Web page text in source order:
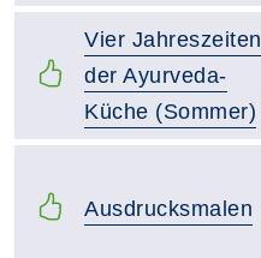
Vier Jahreszeiten
der Ayurveda-
Küche (Sommer)
Ausdrucksmalen